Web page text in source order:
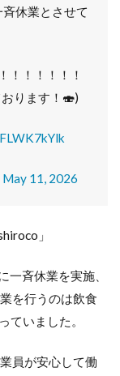
休業とさせて
！！！！！！
ります！🍣)
May 11, 2026
」
一斉休業を実施、
を行うのは飲食
ていました。
員が安心して働